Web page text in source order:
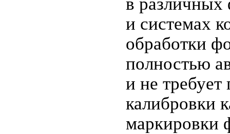
и системах
обработки
полностью
и не требует
калибровки
маркировки